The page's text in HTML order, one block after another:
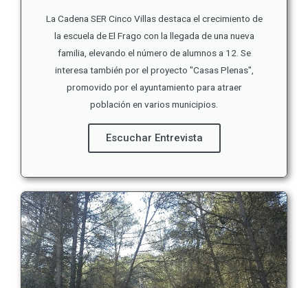
La Cadena SER Cinco Villas destaca el crecimiento de
la escuela de El Frago con la llegada de una nueva
familia, elevando el número de alumnos a 12. Se
interesa también por el proyecto "Casas Plenas",
promovido por el ayuntamiento para atraer
población en varios municipios.
Escuchar Entrevista